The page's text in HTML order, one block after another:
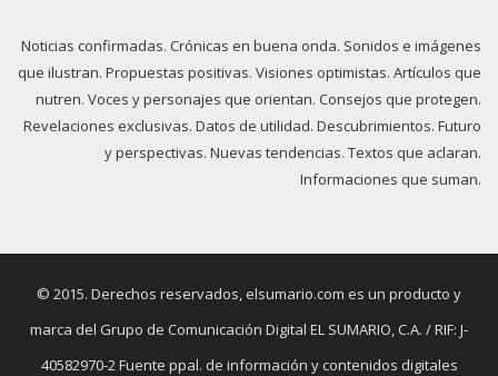
Noticias confirmadas. Crónicas en buena onda. Sonidos e imágenes
que ilustran. Propuestas positivas. Visiones optimistas. Artículos que
nutren. Voces y personajes que orientan. Consejos que protegen.
Revelaciones exclusivas. Datos de utilidad. Descubrimientos. Futuro
y perspectivas. Nuevas tendencias. Textos que aclaran.
Informaciones que suman.
© 2015. Derechos reservados, elsumario.com es un producto y
marca del Grupo de Comunicación Digital EL SUMARIO, C.A. / RIF: J-
40582970-2 Fuente ppal. de información y contenidos digitales